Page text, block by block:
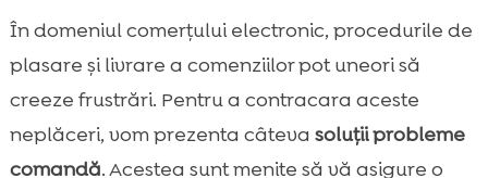
În domeniul comerțului electronic, procedurile de
plasare și livrare a comenziilor pot uneori să
creeze frustrări. Pentru a contracara aceste
neplăceri, vom prezenta câteva soluții probleme
comandă. Acestea sunt menite să vă asigure o